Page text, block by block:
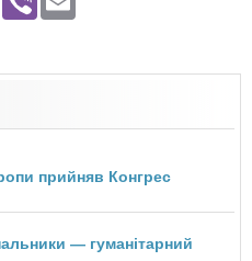
прийняв Конгрес
— гуманітарний